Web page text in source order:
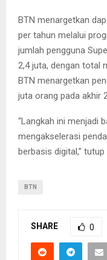
BTN menargetkan
per tahun melalui
jumlah pengguna
2,4 juta, dengan total
BTN menargetkan
juta orang pada akhir
“Langkah ini menjadi
mengakselerasi
berbasis digital,”
BTN
SHARE 0